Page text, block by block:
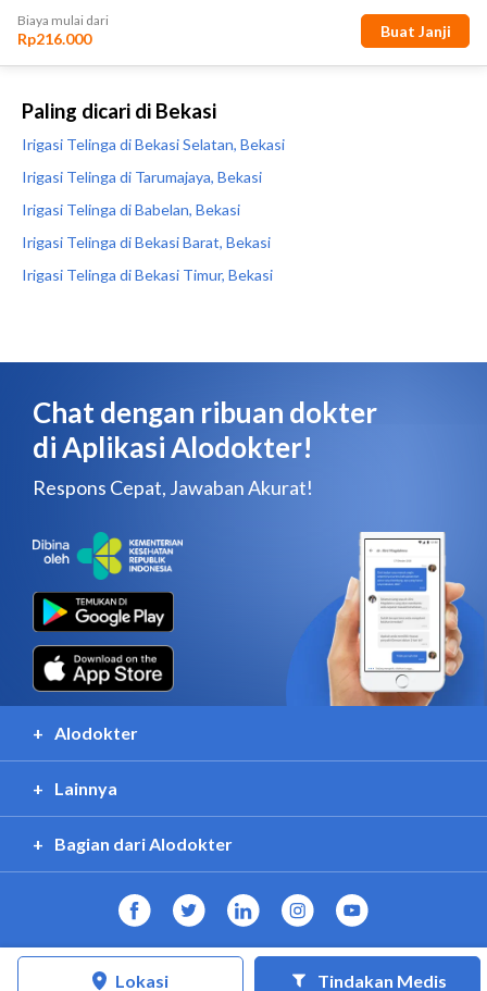
Paling dicari di Bekasi
Irigasi Telinga di Bekasi Selatan, Bekasi
Irigasi Telinga di Tarumajaya, Bekasi
Irigasi Telinga di Babelan, Bekasi
Irigasi Telinga di Bekasi Barat, Bekasi
Irigasi Telinga di Bekasi Timur, Bekasi